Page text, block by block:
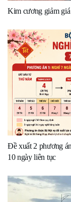
Kim cương giảm giá
Đề xuất 2 phương
10 ngày liên tục